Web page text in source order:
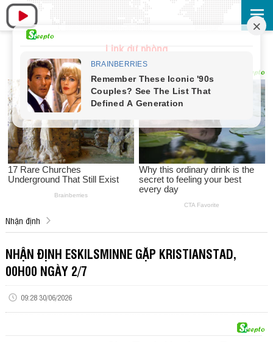
Link dự phòng
Nhận định
NHẬN ĐỊNH ESKILSMINNE GẶP KRISTIANSTAD,
00H00 NGÀY 2/7
09:28 30/06/2026